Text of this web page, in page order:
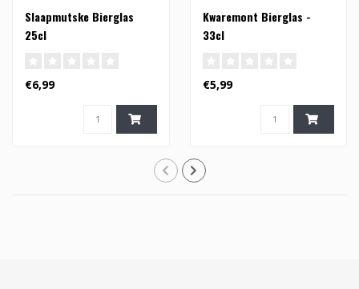
Slaapmutske Bierglas
25cl
€6,99
Kwaremont Bierglas -
33cl
€5,99